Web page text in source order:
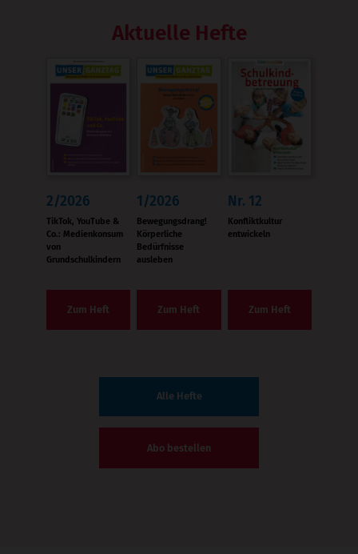
Aktuelle Hefte
2/2026
:
TikTok, YouTube &
Co.: Medienkonsum
von
Grundschulkindern
Zum Heft
1/2026
:
Bewegungsdrang!
Körperliche
Bedürfnisse
ausleben
Zum Heft
Nr. 12
:
Konfliktkultur
entwickeln
Zum Heft
Alle Hefte
Abo bestellen